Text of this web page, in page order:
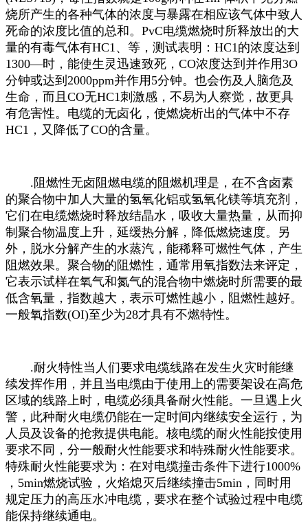
烧所产生的各种气体的浓度与暴露在相应该气体中致人
死命的浓度比值的总和。PvC电缆燃烧时所释放出的大
量的有毒气体有HC1、等，测试表明：HC1的浓度达到
1300—时，能使生灵迅速致死，CO浓度达到并作用3O
分钟或达到2000ppm并作用5分钟。也会伤及人脑危及
生命，而且CO无HC1刺激感，不易为人察觉，故更具
有危害性。电缆的无卤化，使燃烧析出的气体中不存
HC1，又降低了CO的含量。
.阻燃性无卤阻燃电缆的阻燃机理是，在不含卤素
的聚合物中加人大量的氢氧化铝或氢氧化镁等填充剂，
它们在电缆燃烧时释放结晶水，吸收大量热量，从而抑
制聚合物温度上升，延缓热分解，降低燃烧速度。另
外，脱水分解产生的水蒸汽，能稀释可燃性气体，产生
阻燃效果。聚合物的阻燃性，通常用氧指数法来评定，
它表示试样在氧气和氮气的混合物中燃烧时所需要的最
低含氧量，指数越大，表示可燃性越小，阻燃性越好。
一般氧指数(OI)至少为28才具有不燃特性。
.耐火特性当人们要求电缆线路在发生火灾时能继
续发挥作用，并且当电缆由于使用上的需要架设在高危
区域的线路上时，电缆必须具备耐火性能。一旦遇上火
警，此种耐火电缆仍能在一定时间内继续安全运行，为
人员及设备的抢救提供电能。核电缆的耐火性能按使用
要求不同，分一般耐火性能要求和特殊耐火性能要求。
特殊耐火性能要求为：在对电缆撞击条件下进行1000%
，5min燃烧试验，火焰熄灭后继续撞击5min，同时用
规定压力的高压水冲电缆，要求在整个试验过程中电缆
能保持继续通电。